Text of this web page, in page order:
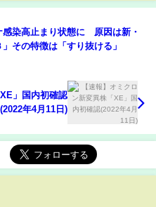
染高止まり状態に 原因は新・
その特徴は「すり抜ける」
」国内初確認
(2022年4月11日)